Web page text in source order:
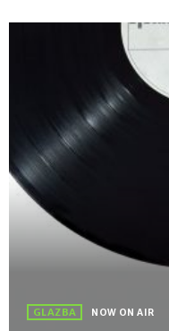
GLAZBA NOW ON AIR